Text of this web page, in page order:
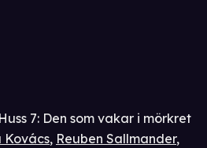
7: Den som vakar i mörkret
Kovács, Reuben Sallmander,